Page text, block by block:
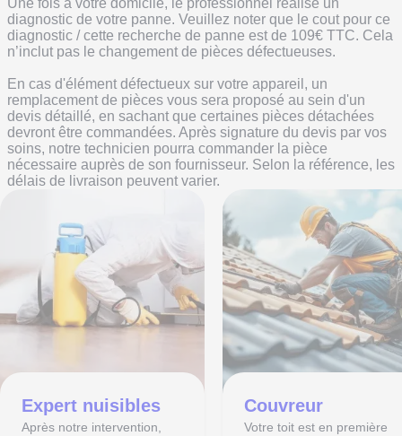
Une fois à votre domicile, le professionnel réalise un
diagnostic de votre panne. Veuillez noter que le cout pour ce
diagnostic / cette recherche de panne est de 109€ TTC. Cela
n’inclut pas le changement de pièces défectueuses.
En cas d'élément défectueux sur votre appareil, un
remplacement de pièces vous sera proposé au sein d'un
devis détaillé, en sachant que certaines pièces détachées
devront être commandées. Après signature du devis par vos
soins, notre technicien pourra commander la pièce
nécessaire auprès de son fournisseur. Selon la référence, les
délais de livraison peuvent varier.
Expert nuisibles
Après notre intervention,
Couvreur
Votre toit est en première